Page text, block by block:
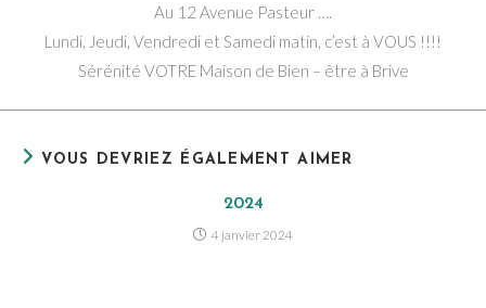
Au 12 Avenue Pasteur ….
Lundi, Jeudi, Vendredi et Samedi matin, c’est à VOUS !!!!
Sérénité VOTRE Maison de Bien – être à Brive
VOUS DEVRIEZ ÉGALEMENT AIMER
2024
4 janvier 2024